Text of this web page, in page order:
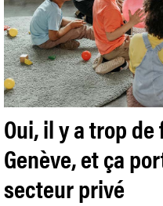
Oui, il y a trop
Genève, et ça
secteur privé